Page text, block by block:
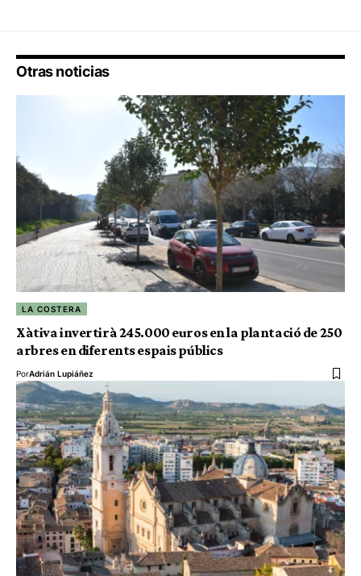
Otras noticias
LA COSTERA
Xàtiva invertirà 245.000 euros en la plantació de 250
arbres en diferents espais públics
PorAdrián Lupiáñez